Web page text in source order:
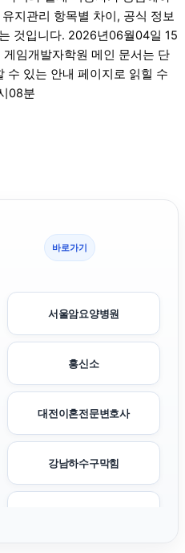
지관리 항목별 차이, 공식 정보
것입니다. 2026년06월04일 15
임개발자학원 메인 문서는 단
수 있는 안내 페이지로 읽힐 수
08분
바로가기
서울암요양병원
흥신소
대전이혼전문변호사
강남하수구막힘